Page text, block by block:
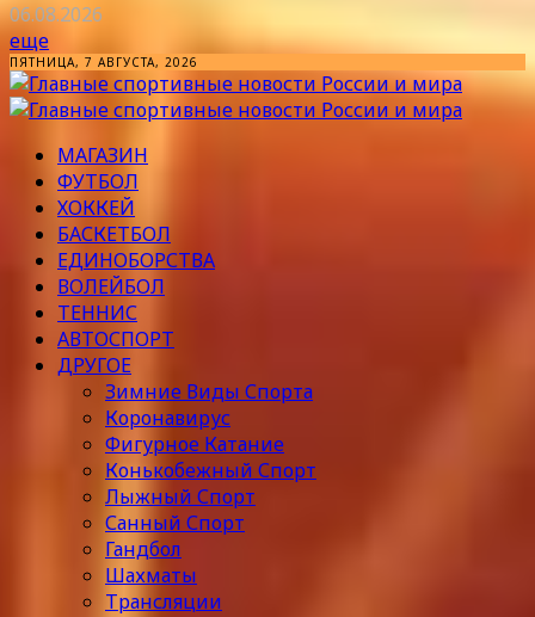
06.08.2026
еще
ПЯТНИЦА, 7 АВГУСТА, 2026
МАГАЗИН
ФУТБОЛ
ХОККЕЙ
БАСКЕТБОЛ
ЕДИНОБОРСТВА
ВОЛЕЙБОЛ
ТЕННИС
АВТОСПОРТ
ДРУГОЕ
Зимние Виды Спорта
Коронавирус
Фигурное Катание
Конькобежный Спорт
Лыжный Спорт
Санный Спорт
Гандбол
Шахматы
Трансляции